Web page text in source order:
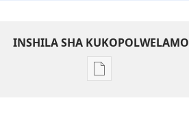
INSHILA SHA KUKOPOLWELAMO
Inshila